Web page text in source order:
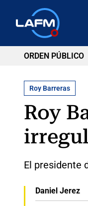
ORDEN PÚBLICO
Roy Barreras
Roy
El presidente
Daniel Jerez